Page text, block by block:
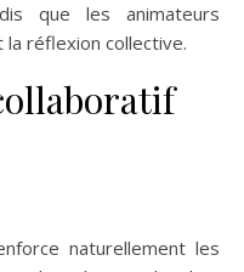
que les animateurs
réflexion collective.
naturellement les